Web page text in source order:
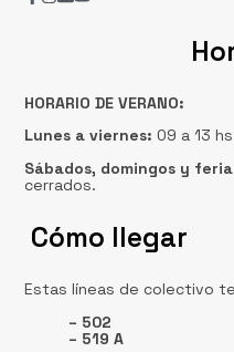
Cómo llegar
HORARIO DE VERANO:
Lunes a viernes: 09 a 13
Sábados, domingos y
cerrados.
Estas líneas de colectivo
– 502
– 519 A